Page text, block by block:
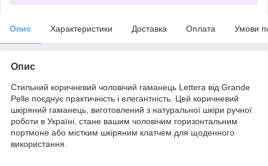
Опис Характеристики Доставка Оплата Умови
Опис
Стильний коричневий чоловічий гаманець Lettera від Grande
Pelle поєднує практичність і елегантність. Цей коричневий
шкіряний гаманець, виготовлений з натуральної шкіри ручної
роботи в Україні, стане вашим чоловічим горизонтальним
портмоне або містким шкіряним клатчем для щоденного
використання.